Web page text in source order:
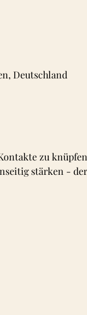
Deutschland
zu
stärken -